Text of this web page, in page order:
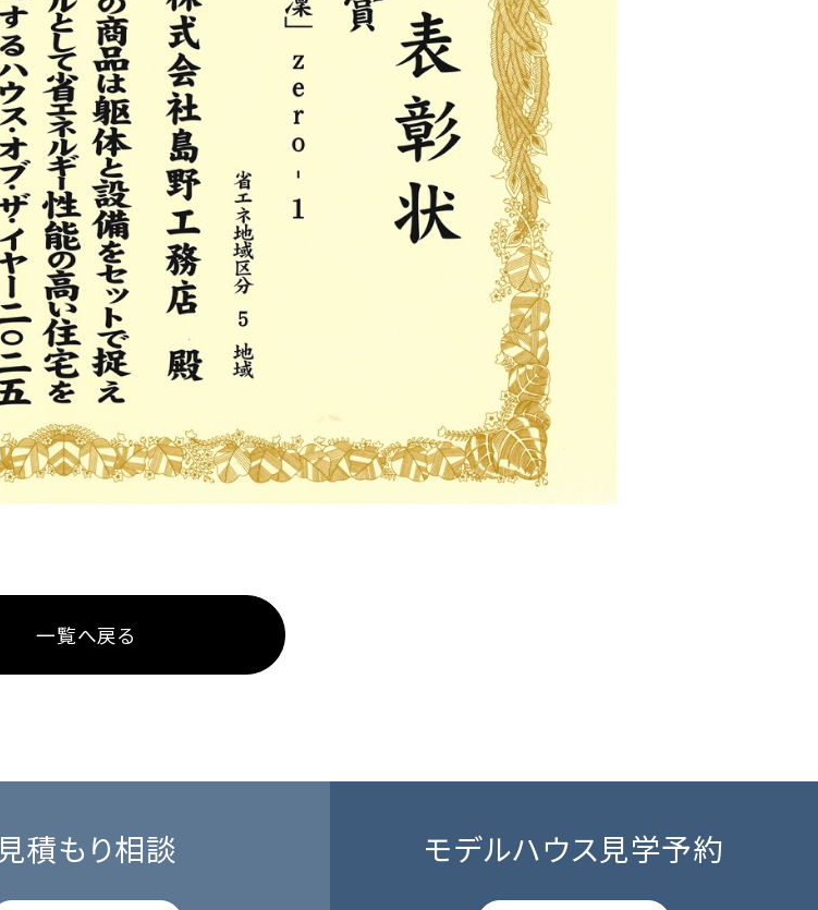
一覧へ戻る
見積もり相談 モデルハウス見学予約